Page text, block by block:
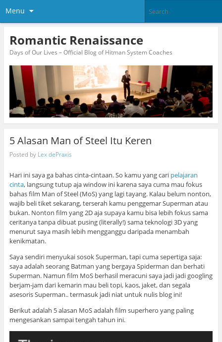
Menu
Romantic Renaissance
Days of Our Lives – Official Blog of Hitman System Coaches
5 Alasan Man of Steel Itu Keren
Posted by Lex dePraxis
Hari ini saya ga bahas cinta-cintaan. So kamu yang cari pelajaran
cinta, langsung tutup aja window ini karena saya cuma mau fokus
bahas film Man of Steel (MoS) yang lagi tayang. Kalau belum nonton,
wajib beli tiket sekarang, terserah kamu penggemar Superman atau
bukan. Nonton film yang 2D aja supaya kamu bisa lebih fokus sama
ceritanya tanpa dibuat pusing (literally!) sama teknologi 3D yang
menurut saya masih lebih mengganggu daripada menambah
kenikmatan.
Saya sendiri menyukai sosok Superman, tapi cuma sepertiga saja:
saya adalah seorang Batman yang bergaya Spiderman dan berhati
Superman. Namun film MoS berhasil meracuni saya jadi jadi googling
berjam-jam dari kemarin mau beli topi, kaos, jaket, dan segala
asesoris Superman.. termasuk jadi niat untuk nulis blog ini!
Berikut adalah 5 alasan MoS adalah film superhero yang paling
mengesankan sampai tengah tahun ini.